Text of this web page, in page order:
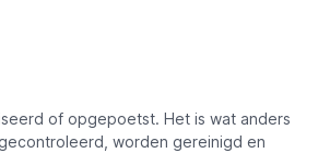
of opgepoetst. Het is wat anders
worden gereinigd en